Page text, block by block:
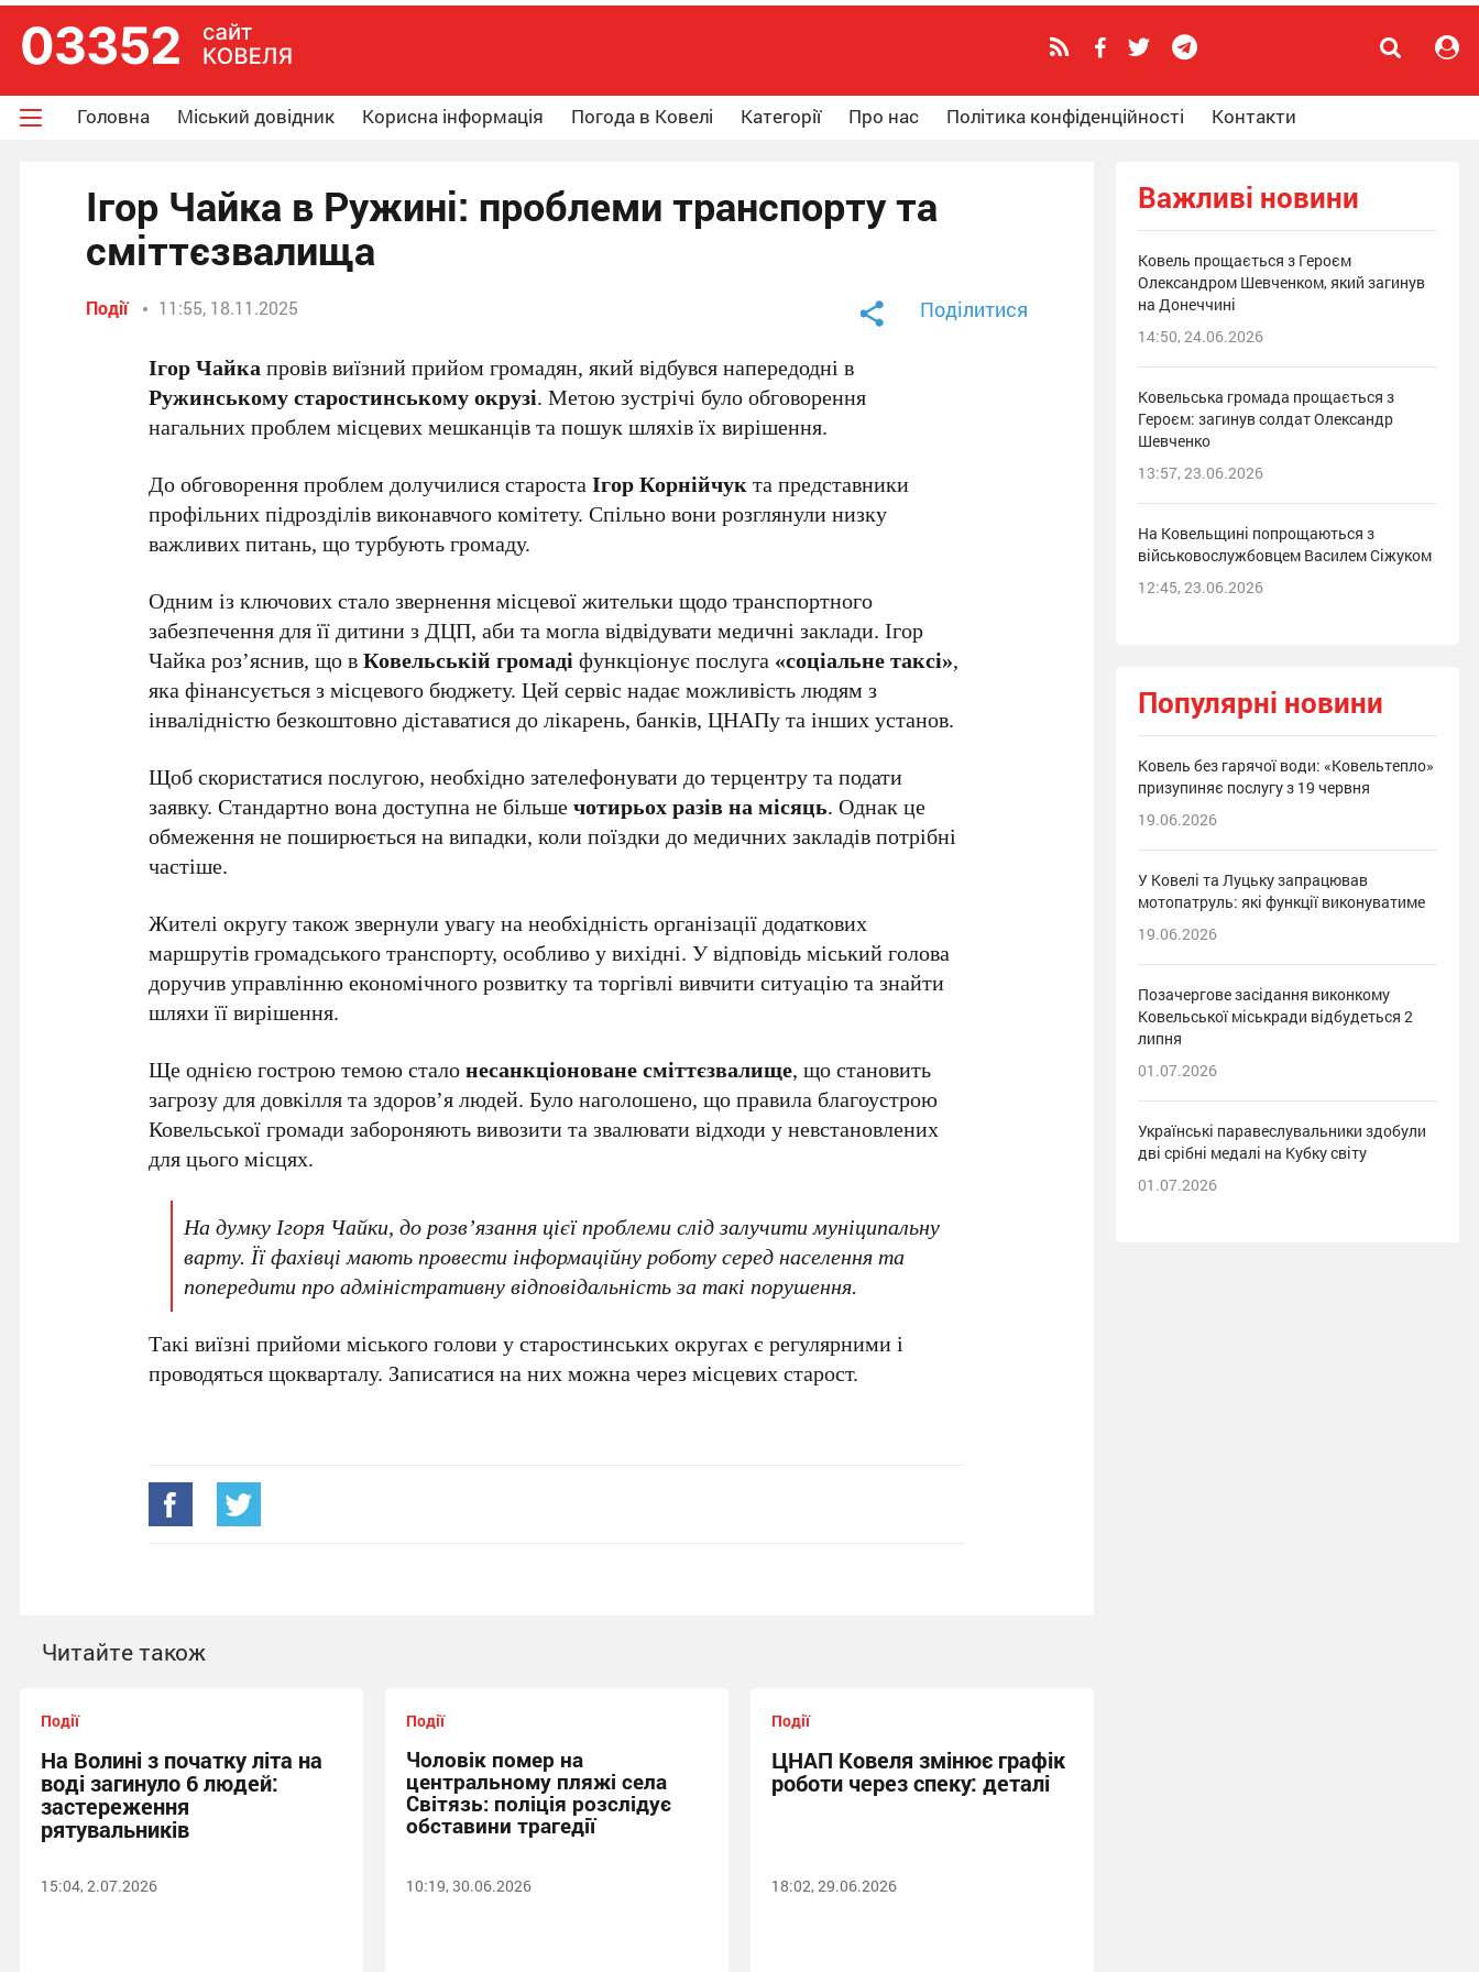
Головна Міський довідник Корисна інформація Погода в Ковелі Категорії Про нас Політика конфіденційності Контакти
Ігор Чайка в Ружині: проблеми транспорту та
сміттєзвалища
Події 11:55, 18.11.2025 Поділитися
Ігор Чайкапровів виїзний прийом громадян, який відбувся напередодні в
Ружинському старостинському окрузі. Метою зустрічі було обговорення
нагальних проблем місцевих мешканців та пошук шляхів їх вирішення.
До обговорення проблем долучилися старостаІгор Корнійчукта представники
профільних підрозділів виконавчого комітету. Спільно вони розглянули низку
важливих питань, що турбують громаду.
Одним із ключових стало звернення місцевої жительки щодо транспортного
забезпечення для її дитини з ДЦП, аби та могла відвідувати медичні заклади. Ігор
Чайка роз’яснив, що вКовельській громадіфункціонує послуга «соціальне таксі»,
яка фінансується з місцевого бюджету. Цей сервіс надає можливість людям з
інвалідністю безкоштовно діставатися до лікарень, банків, ЦНАПу та інших установ.
Щоб скористатися послугою, необхідно зателефонувати до терцентру та подати
заявку. Стандартно вона доступна не більшечотирьох разів на місяць. Однак це
обмеження не поширюється на випадки, коли поїздки до медичних закладів потрібні
частіше.
Жителі округу також звернули увагу на необхідність організації додаткових
маршрутів громадського транспорту, особливо у вихідні. У відповідь міський голова
доручив управлінню економічного розвитку та торгівлі вивчити ситуацію та знайти
шляхи її вирішення.
Ще однією гострою темою сталонесанкціоноване сміттєзвалище, що становить
загрозу для довкілля та здоров’я людей. Було наголошено, що правила благоустрою
Ковельської громади забороняють вивозити та звалювати відходи у невстановлених
для цього місцях.
На думку Ігоря Чайки, до розв’язання цієї проблеми слід залучити муніципальну
варту. Її фахівці мають провести інформаційну роботу серед населення та
попередити про адміністративну відповідальність за такі порушення.
Такі виїзні прийоми міського голови у старостинських округах є регулярними і
проводяться щокварталу. Записатися на них можна через місцевих старост.
Читайте також
Події
На Волині з початку літа на
воді загинуло 6 людей:
застереження
рятувальників
15:04, 2.07.2026
Події
Чоловік помер на
центральному пляжі села
Світязь: поліція розслідує
обставини трагедії
10:19, 30.06.2026
Події
ЦНАП Ковеля змінює графік
роботи через спеку: деталі
18:02, 29.06.2026
Важливі новини
Ковель прощається з Героєм
Олександром Шевченком, який загинув
на Донеччині
14:50, 24.06.2026
Ковельська громада прощається з
Героєм: загинув солдат Олександр
Шевченко
13:57, 23.06.2026
На Ковельщині попрощаються з
військовослужбовцем Василем Сіжуком
12:45, 23.06.2026
Популярні новини
Ковель без гарячої води: «Ковельтепло»
призупиняє послугу з 19 червня
19.06.2026
У Ковелі та Луцьку запрацював
мотопатруль: які функції виконуватиме
19.06.2026
Позачергове засідання виконкому
Ковельської міськради відбудеться 2
липня
01.07.2026
Українські паравеслувальники здобули
дві срібні медалі на Кубку світу
01.07.2026